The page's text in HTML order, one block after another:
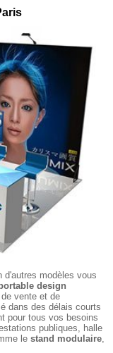
d'autres modèles vous
design
vente et de
dans des délais courts
pour tous vos besoins
publiques, halle
lestand modulaire